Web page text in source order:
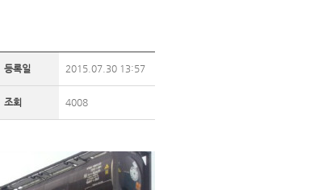
등록일 2015.07.30 13:57
조회 4008